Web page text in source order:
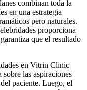
combinan toda la
en una estrategia
pero naturales.
proporciona
que el resultado
en Vitrin Clinic
las aspiraciones
paciente. Luego, el